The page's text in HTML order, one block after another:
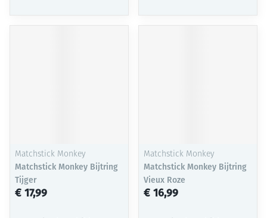
Matchstick Monkey
Matchstick Monkey Bijtring
Tijger
€ 17,99
Matchstick Monkey
Matchstick Monkey Bijtring
Vieux Roze
€ 16,99